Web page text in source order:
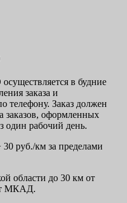
в будние
заказа и
телефону. Заказ должен
заказов, оформленных
один рабочий день.
руб./км за пределами
области до 30 км от
МКАД.